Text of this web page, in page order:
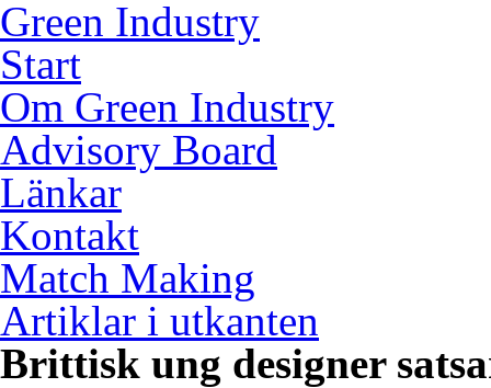
Green Industry
Start
Om Green Industry
Advisory Board
Länkar
Kontakt
Match Making
Artiklar i utkanten
Brittisk ung designer